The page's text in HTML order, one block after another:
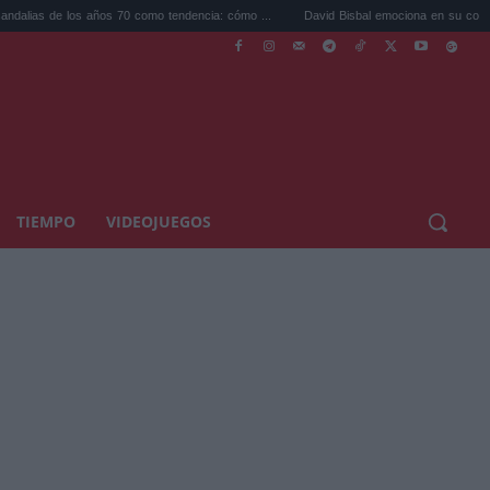
70 como tendencia: cómo ... David Bisbal emociona en su concierto de Cádiz:
TIEMPO VIDEOJUEGOS